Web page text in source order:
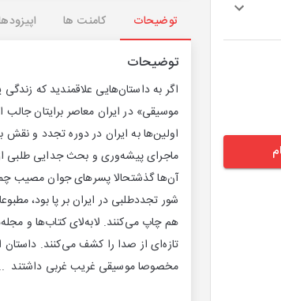
توضیحات کامنت ها
توضیحات
اگر به داستان‌هایی علاقمندید که
موسیقی» در ایران معاصر برایتان
اولین‌ها به ایران در دوره تجدد و
ماجرای پیشه‌وری و بحث جدایی طلبی
آن‌ها گذشتحالا پسرهای جوان مصیب
شور تجددطلبی در ایران بر پا بود،
هم چاپ می‌کنند. لابه‌لای کتاب‌ها و
تازه‌ای از صدا را کشف می‌کنند. داستان
مخصوصا موسیقی غریب غربی داشتند